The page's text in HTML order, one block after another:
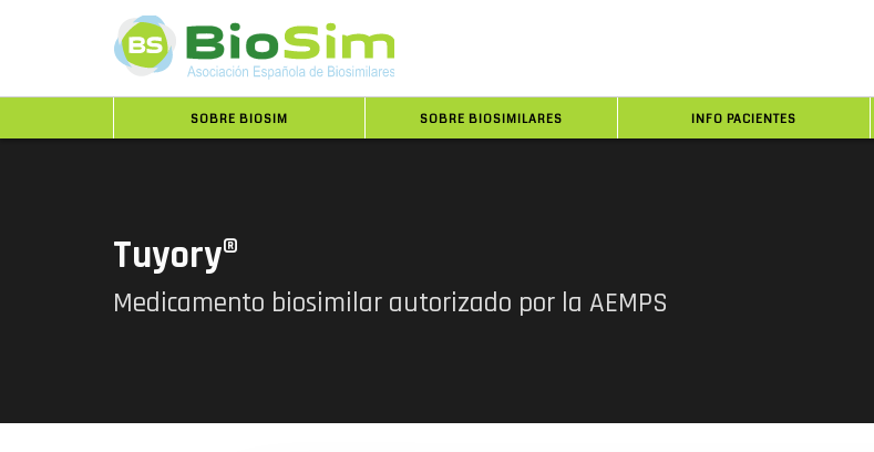
SOBRE BIOSIM SOBRE BIOSIMILARES INFO PACIENTES
Tuyory®
Medicamento biosimilar autorizado por la AEMPS